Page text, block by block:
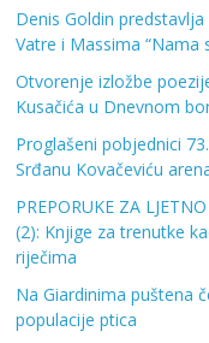
Denis Goldin
Vatre i Massima “Nama
Otvorenje izložbe
Kusačića u Dnevnom
Proglašeni pobjednici
Srđanu Kovačeviću
PREPORUKE ZA
(2): Knjige za trenutke
riječima
Na Giardinima puštena
populacije ptica